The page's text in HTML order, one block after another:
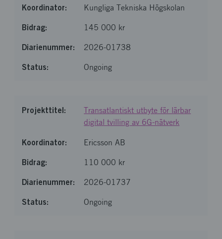
Kungliga Tekniska Högskolan
145 000 kr
2026-01738
Ongoing
Transatlantiskt utbyte för lärbar
digital tvilling av 6G-nätverk
Ericsson AB
110 000 kr
2026-01737
Ongoing